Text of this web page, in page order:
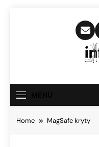
Home MagSafe kryty